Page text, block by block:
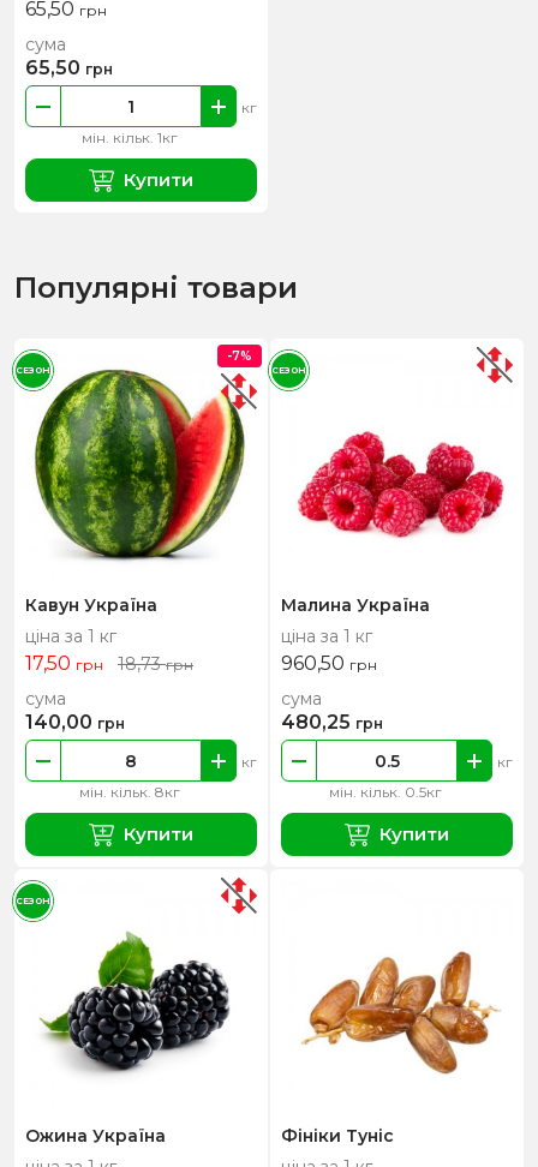
65,50 грн
мін. кільк. 1кг
кг
сума
65,50 грн
Купити
Популярні товари
Кавун Україна
ціна за 1 кг
17,50 грн 18,73грн
мін. кільк. 8кг
кг
сума
140,00 грн
Купити
-7%
СЕЗОН
Малина Україна
ціна за 1 кг
960,50 грн
мін. кільк. 0.5кг
кг
сума
480,25 грн
Купити
СЕЗОН
Ожина Україна
СЕЗОН
Фініки Туніс